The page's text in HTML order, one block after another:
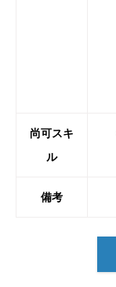
尚可スキ
ル
備考